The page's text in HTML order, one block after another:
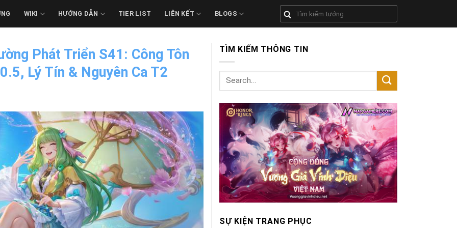
WIKI HƯỚNG DẪN TIER LIST LIÊN KẾT BLOGS
Phát Triển S41: Công Tôn
Lý Tín & Nguyên Ca T2
TÌM KIẾM THÔNG TIN
SỰ KIỆN TRANG PHỤC